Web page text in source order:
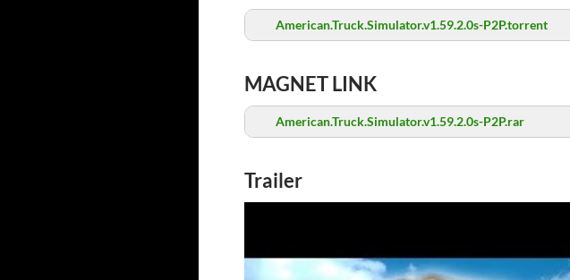
American.Truck.Simulator.v1.59.2.0s-P2P.torrent
MAGNET LINK
American.Truck.Simulator.v1.59.2.0s-P2P.rar
Trailer